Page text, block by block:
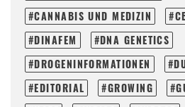
CANNABIS UND MEDIZIN
DINAFEM
DNA GENETICS
DROGENINFORMATIONEN
EDITORIAL
GROWING